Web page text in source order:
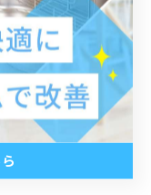
暮らしの質を高
ンスや光熱費の負
みんなが安心し
的なリフォーム